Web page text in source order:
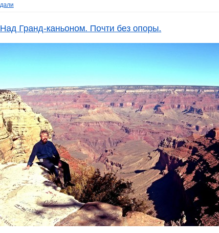
дали
Над Гранд-каньоном. Почти без опоры.